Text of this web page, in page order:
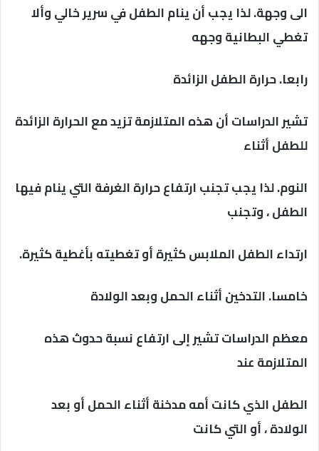
الى وجهة. لذا يجب أن ينام الطفل في سرير خالي وألا
تغطي البطانية وجهه
رابعا. حرارة الطفل الزائدة
تشير الدراسات أن هذه المتلازمة تزيد مع الحرارة الزائدة
للطفل أثناء
النوم. لذا يجب تجنب ارتفاع حرارة الغرفة التي ينام فيها
الطفل ، وتجنب
ارتداء الطفل الملابس كثيرة أو تغطيته بأغطية كثيرة.
خامسا. التدخين أثناء الحمل وبعد الولادة
معظم الدراسات تشير إلى ارتفاع نسبة حدوث هذه
المتلازمة عند
الطفل الذي كانت أمه مدخنة أثناء الحمل أو بعد
الولادة ، أو التي كانت